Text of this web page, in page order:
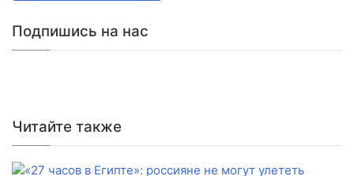
Подпишись на нас
Читайте также